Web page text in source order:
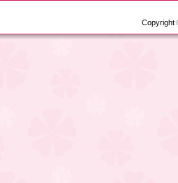
Copyright